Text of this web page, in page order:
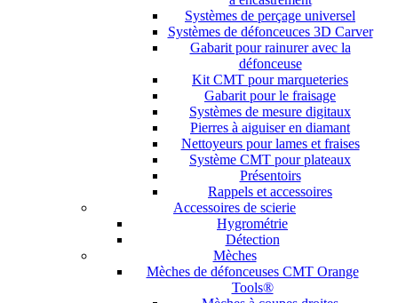
Systèmes de perçage universel
Systèmes de défonceuces 3D Carver
Gabarit pour rainurer avec la
défonceuse
Kit CMT pour marqueteries
Gabarit pour le fraisage
Systèmes de mesure digitaux
Pierres à aiguiser en diamant
Nettoyeurs pour lames et fraises
Système CMT pour plateaux
Présentoirs
Rappels et accessoires
Accessoires de scierie
Hygrométrie
Détection
Mèches
Mèches de défonceuses CMT Orange
Tools®